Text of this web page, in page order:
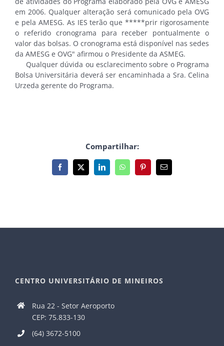
em 2006. Qualquer alteração será comunicado pela OVG
e pela AMESG. As IES terão que *****prir rigorosamente
o referido cronograma para receber pontualmente o
valor das bolsas. O cronograma está disponível nas sedes
da AMESG e OVG" afirmou o Presidente da ASMEG.
Qualquer dúvida ou esclarecimento sobre o Programa
Bolsa Universitária deverá ser encaminhada a Sra. Celina
Urzeda gerente do Programa.
Compartilhar:
Facebook
X LinkedInWhatsAppPinterest
E-
mail
CENTRO UNIVERSITÁRIO DE MINEIROS
Rua 22 - Setor Aeroporto
CEP: 75.833-130
(64) 3672-5100